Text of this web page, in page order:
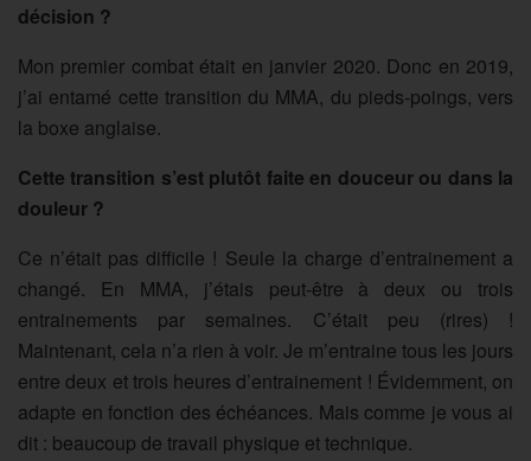
décision ?
Mon premier combat était en janvier 2020. Donc en 2019,
j’ai entamé cette transition du MMA, du pieds-poings, vers
la boxe anglaise.
Cette transition s’est plutôt faite en douceur ou dans la
douleur ?
Ce n’était pas difficile ! Seule la charge d’entrainement a
changé. En MMA, j’étais peut-être à deux ou trois
entrainements par semaines. C’était peu (rires) !
Maintenant, cela n’a rien à voir. Je m’entraine tous les jours
entre deux et trois heures d’entrainement ! Évidemment, on
adapte en fonction des échéances. Mais comme je vous ai
dit : beaucoup de travail physique et technique.